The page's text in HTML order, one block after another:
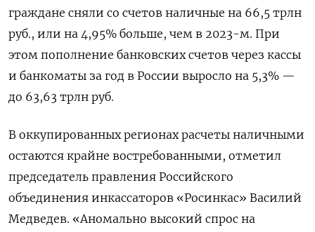
граждане сняли со счетов наличные на 66,5 трлн
руб., или на 4,95% больше, чем в 2023-м. При
этом пополнение банковских счетов через кассы
и банкоматы за год в России выросло на 5,3% —
до 63,63 трлн руб.
В оккупированных регионах расчеты наличными
остаются крайне востребованными, отметил
председатель правления Российского
объединения инкассаторов «Росинкас» Василий
Медведев. «Аномально высокий спрос на